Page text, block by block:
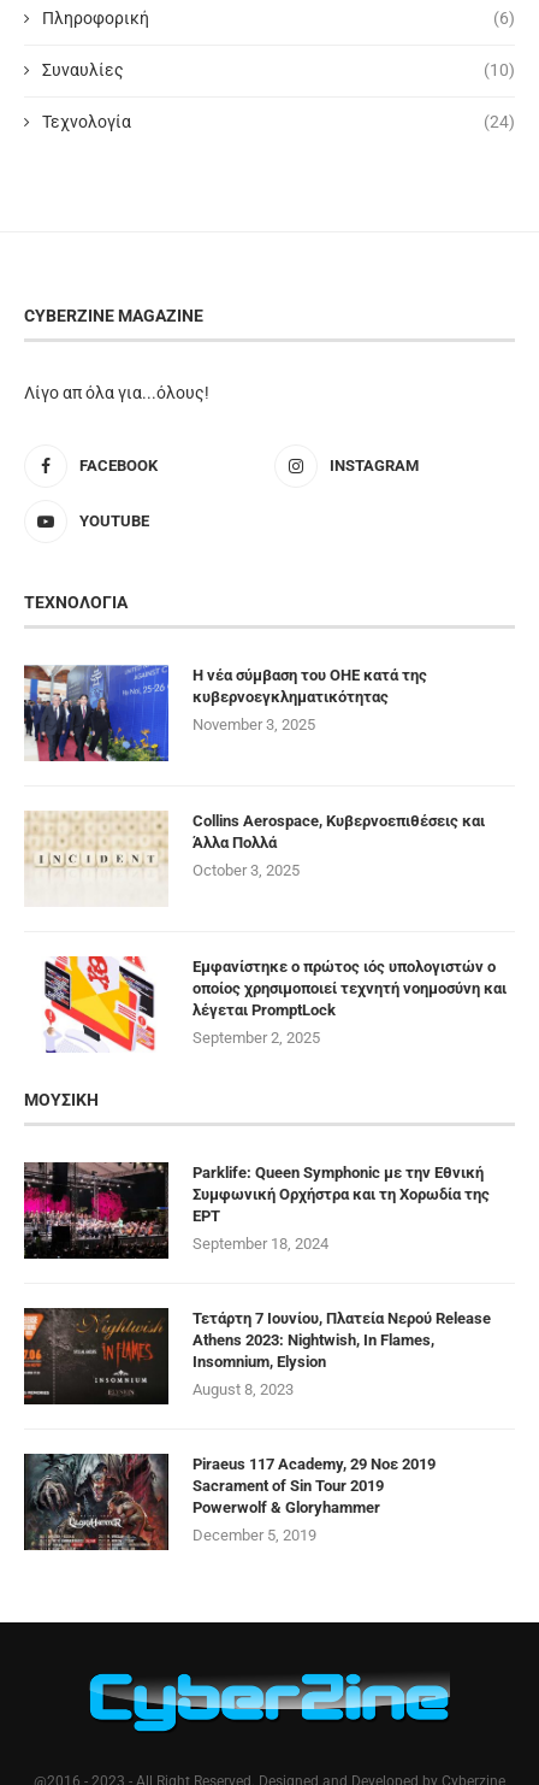
Πληροφορική (6)
Συναυλίες (10)
Τεχνολογία (24)
CYBERZINE MAGAZINE
Λίγο απ όλα για...όλους!
FACEBOOK INSTAGRAM
YOUTUBE
ΤΕΧΝΟΛΟΓΙΑ
Η νέα σύμβαση του ΟΗΕ κατά της
κυβερνοεγκληματικότητας
November 3, 2025
Collins Aerospace, Κυβερνοεπιθέσεις και
Άλλα Πολλά
October 3, 2025
Εμφανίστηκε ο πρώτος ιός υπολογιστών ο
οποίος χρησιμοποιεί τεχνητή νοημοσύνη και
λέγεται PromptLock
September 2, 2025
ΜΟΥΣΙΚΗ
Parklife: Queen Symphonic με την Εθνική
Συμφωνική Ορχήστρα και τη Χορωδία της
ΕΡΤ
September 18, 2024
Τετάρτη 7 Ιουνίου, Πλατεία Νερού Release
Athens 2023: Nightwish, In Flames,
Insomnium, Elysion
August 8, 2023
Piraeus 117 Academy, 29 Νοε 2019
Sacrament of Sin Tour 2019
Powerwolf & Gloryhammer
December 5, 2019